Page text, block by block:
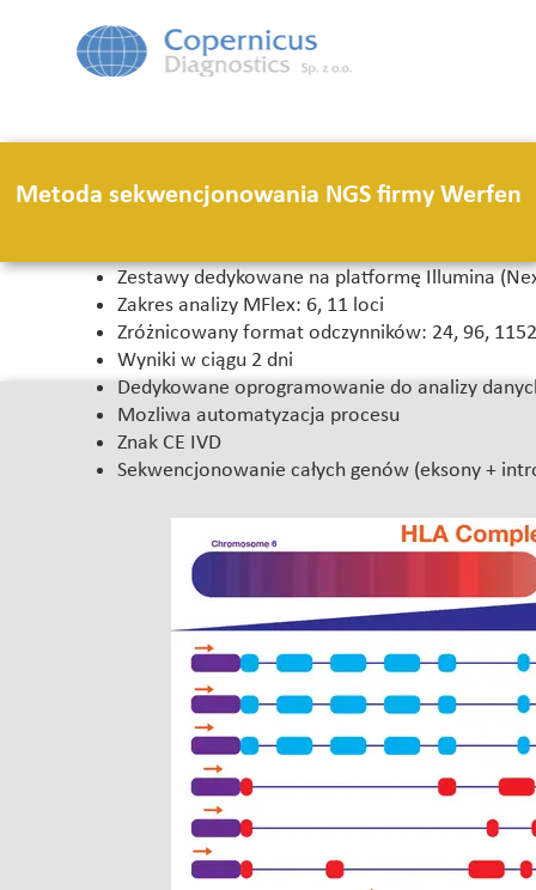
Zestawy dedykowane na platformę Illumina
Zakres analizy MFlex: 6, 11 loci
Zróżnicowany format odczynników: 24, 96,
Wyniki w ciągu 2 dni
Dedykowane oprogramowanie do analizy
Mozliwa automatyzacja procesu
Znak CE IVD
Sekwencjonowanie całych genów (eksony +
Metoda sekwencjonowania NGS firmy Werfen